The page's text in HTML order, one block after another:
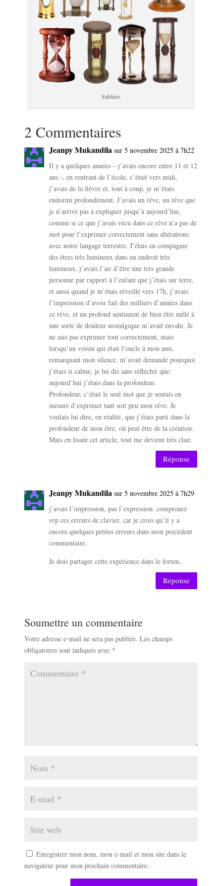
Sabliers
2 Commentaires
Jeanpy Mukandila sur 5 novembre 2025 à 7h22
Il y a quelques années – j’avais encore entre 11 et 12
ans -, en rentrant de l’école, c’était vers midi,
j’avais de la fièvre et, tout à coup, je m’étais
endormi profondément. J’avais un rêve, un rêve que
je n’arrive pas à expliquer jusqu’à aujourd’hui,
comme si ce que j’avais vécu dans ce rêve n’a pas de
mot pour l’exprimer correctement sans altérations
avec notre langage terrestre. J’étais en compagnie
des êtres très lumineux dans un endroit très
lumineux, j’avais l’air d’être une très grande
personne par rapport à l’enfant que j’étais sur terre,
et aussi quand je m’étais réveillé vers 17h, j’avais
l’impression d’avoir fait des milliers d’années dans
ce rêve, et un profond sentiment de bien être mêlé à
une sorte de douleur nostalgique m’avait envahi. Je
ne sais pas exprimer tout correctement, mais
lorsqu’un voisin qui était l’oncle à mon ami,
remarquant mon silence, m’avait demandé pourquoi
j’étais si calme, je lui dis sans réfléchir que:
aujourd’hui j’étais dans la profondeur.
Profondeur, c’était le seul mot que je sentais en
mesure d’exprimer tant soit peu mon rêve. Je
voulais lui dire, en réalité, que j’étais parti dans la
profondeur de mon être, où peut être de la création.
Mais en lisant cet article, tout me devient très clair.
Réponse
Jeanpy Mukandila sur 5 novembre 2025 à 7h29
j’avais l’impression, pas l’expression. comprenez
svp ces erreurs de clavier, car je crois qu’il y a
encore quelques petites erreurs dans mon précédent
commentaire.
Je dois partager cette expérience dans le forum.
Réponse
Soumettre un commentaire
Votre adresse e-mail ne sera pas publiée. Les champs
obligatoires sont indiqués avec *
Enregistrer mon nom, mon e-mail et mon site dans le
navigateur pour mon prochain commentaire.